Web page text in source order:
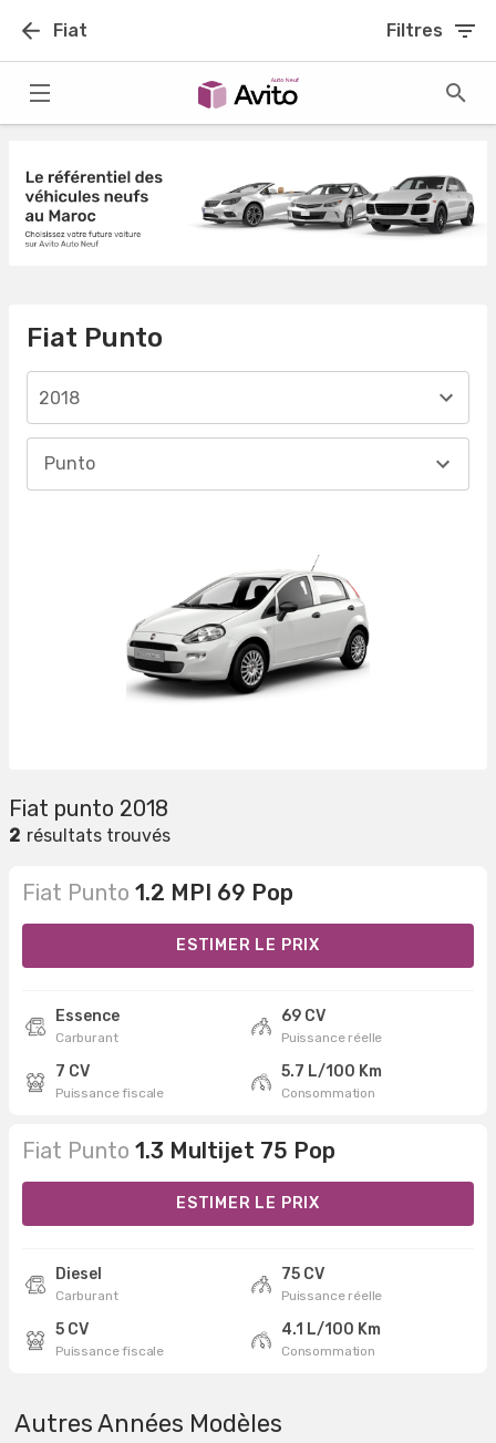
Fiat Filtres
Fiat Punto
2018
Punto
Fiat punto 2018
2 résultats trouvés
Fiat Punto 1.2 MPI 69 Pop
ESTIMER LE PRIX
Essence
Carburant
69 CV
Puissance réelle
7 CV
Puissance fiscale
5.7 L/100 Km
Consommation
Fiat Punto 1.3 Multijet 75 Pop
ESTIMER LE PRIX
Diesel
Carburant
75 CV
Puissance réelle
5 CV
Puissance fiscale
4.1 L/100 Km
Consommation
Autres Années Modèles